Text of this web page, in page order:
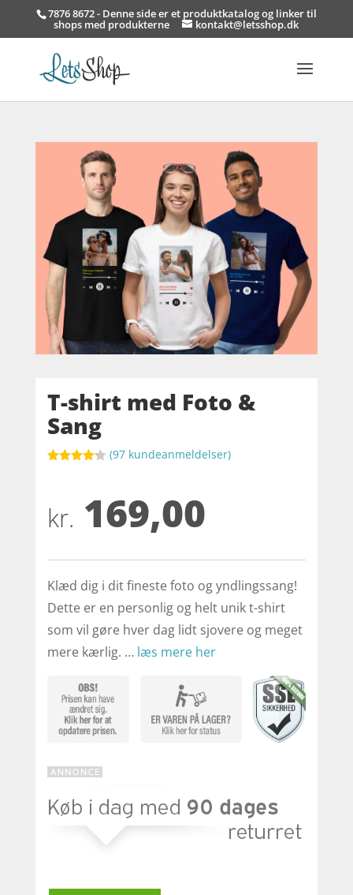
7876 8672 - Denne side er et produktkatalog og linker til
shops med produkterne kontakt@letsshop.dk
T-shirt med Foto &
Sang
på
kundebedø
(97 kundeanmeldelser)
kr. 169,00
Klæd dig i dit fineste foto og yndlingssang!
Dette er en personlig og helt unik t-shirt
som vil gøre hver dag lidt sjovere og meget
mere kærlig. … læs mere her